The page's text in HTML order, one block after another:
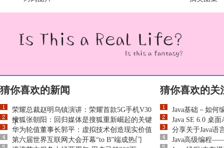
猜你喜欢的新闻
荣耀总裁赵明乌镇演讲：荣耀首款5G手机V30
下
搜狐张朝阳：回归媒体是搜狐重新崛起的关键
华为轮值董事长郭平：虚拟技术创造现实价值
第六届世界互联网大会开幕“to B”端成热门
猜你喜欢的关
Java基础－如何
Java SE 6.0 桌
分享关于Java语
Java高级编程